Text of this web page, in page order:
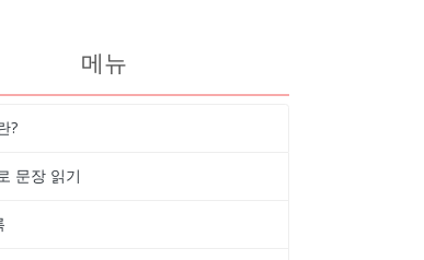
메뉴
?
문장 읽기